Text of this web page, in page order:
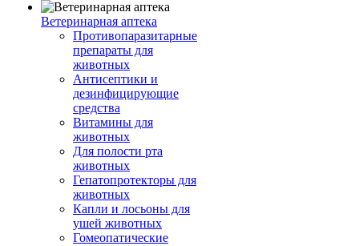
Ветеринарная аптека
Противопаразитарные
препараты для
животных
Антисептики и
дезинфицирующие
средства
Витамины для
животных
Для полости рта
животных
Гепатопротекторы для
животных
Капли и лосьоны для
ушей животных
Гомеопатические